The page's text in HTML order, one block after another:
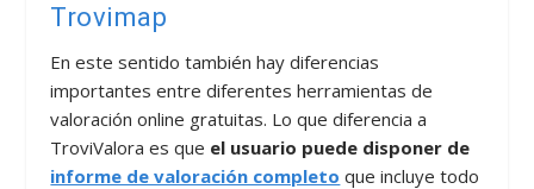
Trovimap
En este sentido también hay diferencias
importantes entre diferentes herramientas de
valoración online gratuitas. Lo que diferencia a
TroviValora es que el usuario puede disponer de
informe de valoración completo que incluye todo